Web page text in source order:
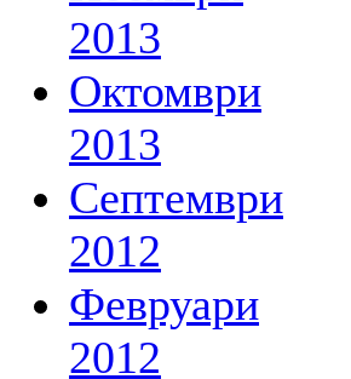
2013
Октомври
2013
Септември
2012
Февруари
2012